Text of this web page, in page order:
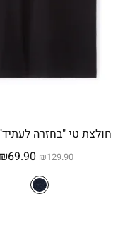
חולצת טי "בחזרה
₪129.90
המחיר
המקורי
היה:
₪69.90